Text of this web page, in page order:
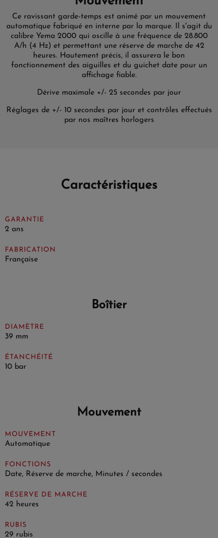
Ce ravissant garde-temps est animé par un mouvement
automatique fabriqué en interne par la marque. Il s'agit du
calibre Yema 2000 qui oscille à une fréquence de 28.800
A/h (4 Hz) et permettant une réserve de marche de 42
heures. Hautement précis, il assurera le bon
fonctionnement des aiguilles et du guichet date pour un
affichage fiable.
Dérive maximale +/- 25 secondes par jour
Réglages de +/- 10 secondes par jour et contrôles effectués
par nos maîtres horlogers
Caractéristiques
GARANTIE
2 ans
FABRICATION
Française
Boîtier
DIAMÈTRE
39 mm
ÉTANCHÉITÉ
10 bar
Mouvement
MOUVEMENT
Automatique
FONCTIONS
Date, Réserve de marche, Minutes / secondes
RÉSERVE DE MARCHE
42 heures
RUBIS
29 rubis